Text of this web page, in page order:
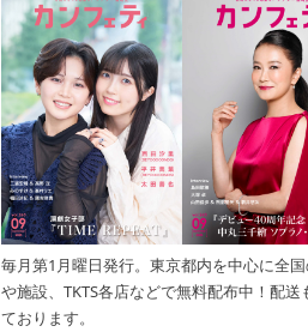
毎月第1月曜日発行。東京都内を中心に全
や施設、TKTS各店などで無料配布中！配送
ております。